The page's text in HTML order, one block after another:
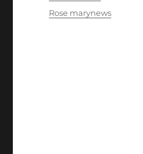
el
Categorías
Rose marynews